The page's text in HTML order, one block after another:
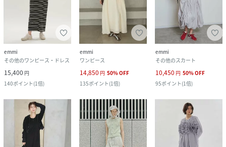
emmi
その他のワンピース・ドレス
15,400 円
140ポイント(1倍)
emmi
ワンピース
14,850 円 50%OFF
135ポイント(1倍)
emmi
その他のスカート
10,450 円 50%OFF
95ポイント(1倍)